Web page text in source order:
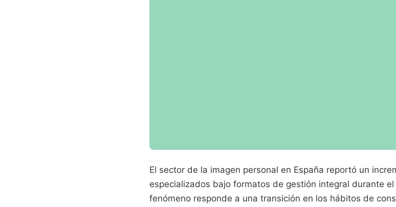
El sector de la imagen personal en España reportó un
especializados bajo formatos de gestión integral durante
fenómeno responde a una transición en los hábitos de